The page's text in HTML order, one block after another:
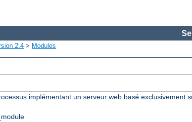
2.4 > Modules
implémentant un serveur web basé exclusivement